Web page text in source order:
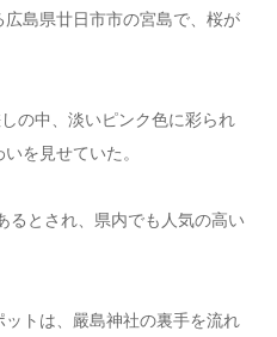
島県廿日市市の宮島で、桜が
の中、淡いピンク色に彩られ
を見せていた。
るとされ、県内でも人気の高い
トは、嚴島神社の裏手を流れ